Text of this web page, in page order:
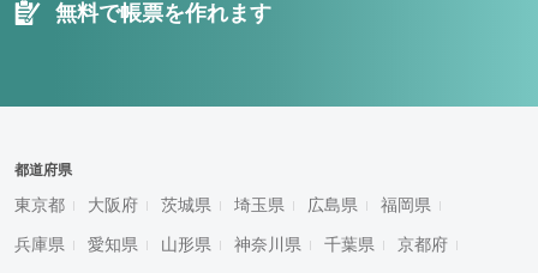
無料で帳票を作れます
都道府県
東京都 大阪府 茨城県 埼玉県 広島県 福岡県
兵庫県 愛知県 山形県 神奈川県 千葉県 京都府